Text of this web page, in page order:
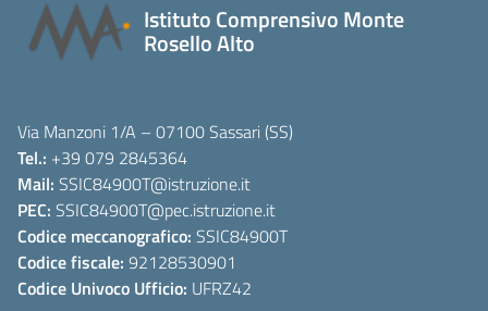
Istituto Comprensivo Monte
Rosello Alto
Via Manzoni 1/A – 07100 Sassari (SS)
Tel.: +39 079 2845364
Mail: SSIC84900T@istruzione.it
PEC: SSIC84900T@pec.istruzione.it
Codice meccanografico: SSIC84900T
Codice fiscale: 92128530901
Codice Univoco Ufficio: UFRZ42